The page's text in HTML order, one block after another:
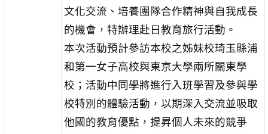
文化交流、培養團隊合作精神與自我成長
的機會，特辦理赴日教育旅行活動。
本次活動預計參訪本校之姊妹校琦玉縣浦
和第一女子高校與東京大學兩所關東學
校；活動中同學將進行入班學習及參與學
校特別的體驗活動，以期深入交流並吸取
他國的教育優點，提昇個人未來的競爭